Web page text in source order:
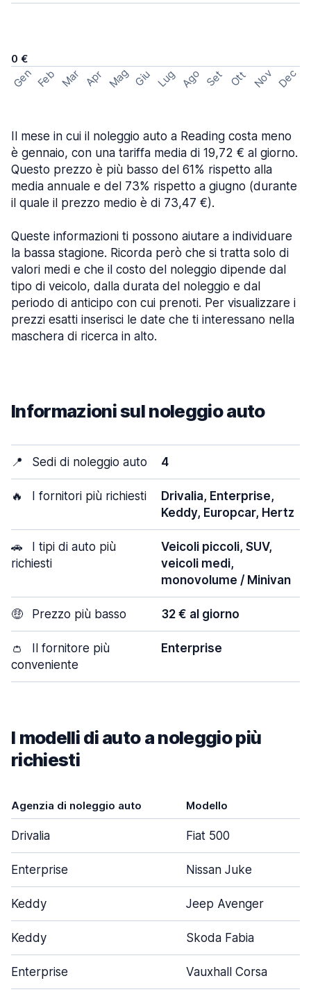
0 €
Gen Feb Mar Apr Mag Giu Lug Ago Set Ott Nov Dec
Il mese in cui il noleggio auto a Reading costa meno
è gennaio, con una tariffa media di 19,72 € al giorno.
Questo prezzo è più basso del 61% rispetto alla
media annuale e del 73% rispetto a giugno (durante
il quale il prezzo medio è di 73,47 €).
Queste informazioni ti possono aiutare a individuare
la bassa stagione. Ricorda però che si tratta solo di
valori medi e che il costo del noleggio dipende dal
tipo di veicolo, dalla durata del noleggio e dal
periodo di anticipo con cui prenoti. Per visualizzare i
prezzi esatti inserisci le date che ti interessano nella
maschera di ricerca in alto.
Informazioni sul noleggio auto
📍 Sedi di noleggio auto 4
🔥 I fornitori più richiesti
Drivalia, Enterprise,
Keddy, Europcar, Hertz
🚗
I tipi di auto più
richiesti
Veicoli piccoli, SUV,
veicoli medi,
monovolume / Minivan
🤑 Prezzo più basso 32 € al giorno
👛
Il fornitore più
conveniente
Enterprise
I modelli di auto a noleggio più
richiesti
Agenzia di noleggio auto Modello
Drivalia Fiat 500
Enterprise Nissan Juke
Keddy Jeep Avenger
Keddy Skoda Fabia
Enterprise Vauxhall Corsa